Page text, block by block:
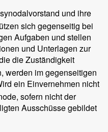
und ihre
sich gegenseitig bei
Aufgaben und stellen
und Unterlagen zur
die Zuständigkeit
werden im gegenseitigen
ein Einvernehmen nicht
sofern nicht der
Ausschüsse gebildet